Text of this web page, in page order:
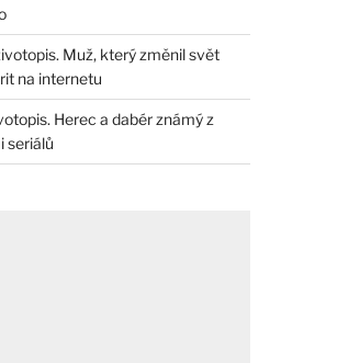
Muž, který změnil svět
na internetu
Herec a dabér známý z
seriálů